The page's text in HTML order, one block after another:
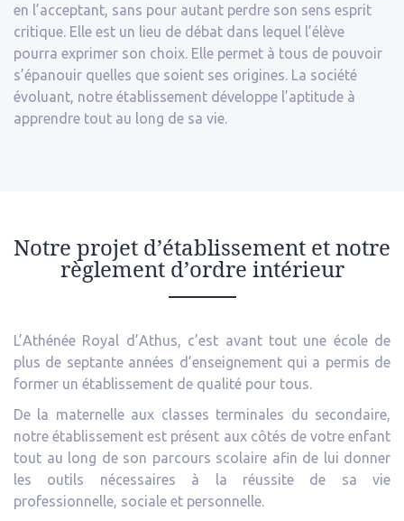
en l’acceptant, sans pour autant perdre son sens esprit
critique. Elle est un lieu de débat dans lequel l’élève
pourra exprimer son choix. Elle permet à tous de pouvoir
s’épanouir quelles que soient ses origines. La société
évoluant, notre établissement développe l’aptitude à
apprendre tout au long de sa vie.
Notre projet d’établissement et notre
règlement d’ordre intérieur
L’Athénée Royal d’Athus, c’est avant tout une école de
plus de septante années d’enseignement qui a permis de
former un établissement de qualité pour tous.
De la maternelle aux classes terminales du secondaire,
notre établissement est présent aux côtés de votre enfant
tout au long de son parcours scolaire afin de lui donner
les outils nécessaires à la réussite de sa vie
professionnelle, sociale et personnelle.